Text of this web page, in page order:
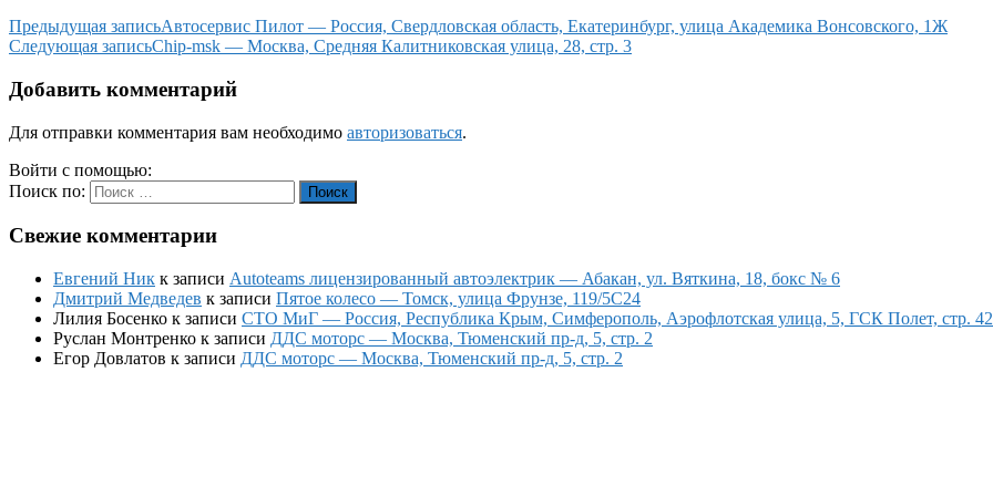
Предыдущая записьАвтосервис Пилот — Россия, Свердловская область, Екатеринбург, улица Академика Вонсовского, 1Ж
Следующая записьChip-msk — Москва, Средняя Калитниковская улица, 28, стр. 3
Добавить комментарий
Для отправки комментария вам необходимо авторизоваться.
Войти с помощью:
Поиск по:
Поиск
Свежие комментарии
Евгений Ник к записи Autoteams лицензированный автоэлектрик — Абакан, ул. Вяткина, 18, бокс № 6
Дмитрий Медведев к записи Пятое колесо — Томск, улица Фрунзе, 119/5С24
Лилия Босенко к записи СТО МиГ — Россия, Республика Крым, Симферополь, Аэрофлотская улица, 5, ГСК Полет, стр.
Руслан Монтренко к записи ДДС моторс — Москва, Тюменский пр-д, 5, стр. 2
Егор Довлатов к записи ДДС моторс — Москва, Тюменский пр-д, 5, стр. 2